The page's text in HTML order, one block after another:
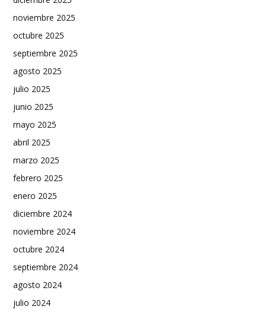
noviembre 2025
octubre 2025
septiembre 2025
agosto 2025
julio 2025
junio 2025
mayo 2025
abril 2025
marzo 2025
febrero 2025
enero 2025
diciembre 2024
noviembre 2024
octubre 2024
septiembre 2024
agosto 2024
julio 2024